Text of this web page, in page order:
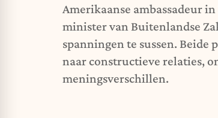
Amerikaanse ambassadeur
minister van Buitenlandse
spanningen te sussen.
naar constructieve relaties,
meningsverschillen.